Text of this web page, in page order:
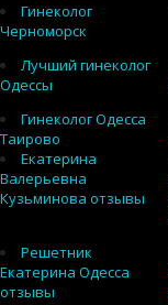
Гинеколог
Черноморск
Лучший гинеколог
Одессы
Гинеколог Одесса
Таирово
Екатерина
Валерьевна
Кузьминова отзывы
Решетник
Екатерина Одесса
отзывы